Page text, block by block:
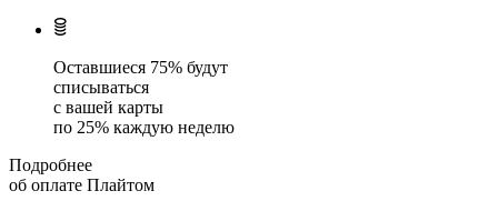
Оставшиеся 75% будут
списываться
с вашей карты
по 25% каждую неделю
Подробнее
об оплате Плайтом